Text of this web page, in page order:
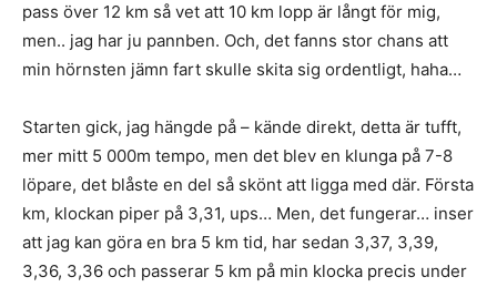
pass över 12 km så vet att 10 km lopp är långt för mig,
men.. jag har ju pannben. Och, det fanns stor chans att
min hörnsten jämn fart skulle skita sig ordentligt, haha…
Starten gick, jag hängde på – kände direkt, detta är tufft,
mer mitt 5 000m tempo, men det blev en klunga på 7-8
löpare, det blåste en del så skönt att ligga med där. Första
km, klockan piper på 3,31, ups… Men, det fungerar… inser
att jag kan göra en bra 5 km tid, har sedan 3,37, 3,39,
3,36, 3,36 och passerar 5 km på min klocka precis under